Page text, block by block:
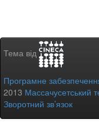
Тема від
Програмне
2013 Массачусетський
Зворотний зв’язок